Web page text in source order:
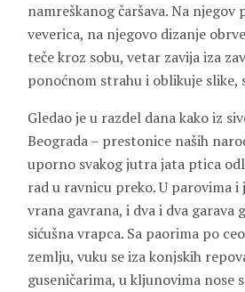
namreškanog čaršava. Na njegov
veverica, na njegovo dizanje
teče kroz sobu, vetar zavija iza
ponoćnom strahu i oblikuje slike,
Gledao je u razdel dana kako iz
Beograda – prestonice naših
uporno svakog jutra jata ptica
rad u ravnicu preko. U parovima i
vrana gavrana, i dva i dva garava
sićušna vrapca. Sa paorima po
zemlju, vuku se iza konjskih
guseničarima, u kljunovima nose